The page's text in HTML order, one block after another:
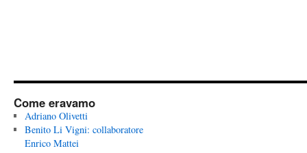
Come eravamo
Adriano Olivetti
Benito Li Vigni: collaboratore
Enrico Mattei